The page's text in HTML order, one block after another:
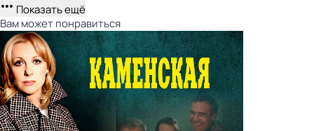
Показать ещё
Вам может понравиться